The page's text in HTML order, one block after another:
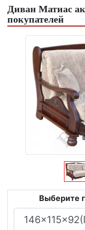
Диван Матиас
покупателей
Выберите